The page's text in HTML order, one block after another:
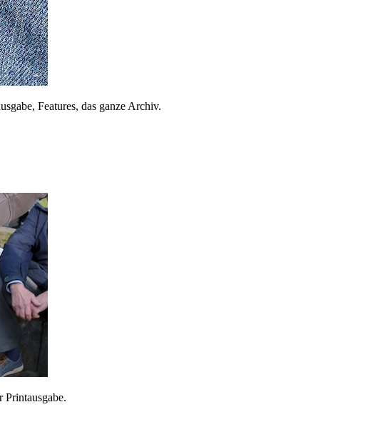
Features, das ganze Archiv.
Printausgabe.